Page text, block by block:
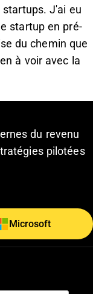
J'ai eu
startup en pré-
du chemin que
à voir avec la
du revenu
pilotées
Microsoft